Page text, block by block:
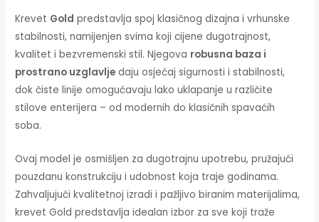
Krevet Gold predstavlja spoj klasičnog dizajna i vrhunske
stabilnosti, namijenjen svima koji cijene dugotrajnost,
kvalitet i bezvremenski stil. Njegova robusna baza i
prostrano uzglavlje daju osjećaj sigurnosti i stabilnosti,
dok čiste linije omogućavaju lako uklapanje u različite
stilove enterijera – od modernih do klasičnih spavaćih
soba.
Ovaj model je osmišljen za dugotrajnu upotrebu, pružajući
pouzdanu konstrukciju i udobnost koja traje godinama.
Zahvaljujući kvalitetnoj izradi i pažljivo biranim materijalima,
krevet Gold predstavlja idealan izbor za sve koji traže